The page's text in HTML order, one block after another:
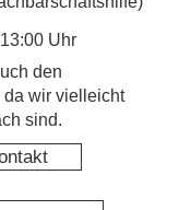
Uhr
den
da wir vielleicht
sind.